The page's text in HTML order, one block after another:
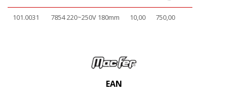
101.0031 7854 220~250V 180mm 10,00 750,00
EAN